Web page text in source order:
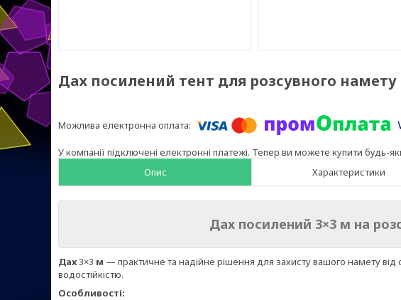
Дах посилений тент для розсувного намету
У компанії підключені електронні платежі. Тепер ви можете купити будь-
Опис
Характеристики
Дах посилений 3×3 м на
Дах3×3 м — практичне та надійне рішення для захисту вашого намету від
водостійкістю.
Особливості: